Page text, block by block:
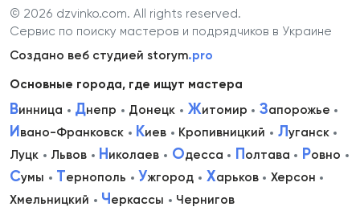
© 2026 dzvinko.com. All rights reserved.
Сервис по поиску мастеров и подрядчиков в Украине
Создано веб студией storym.pro
Основные города, где ищут мастера
Винница Днепр Донецк Житомир Запорожье
Ивано-Франковск Киев Кропивницкий Луганск
Луцк
Львов Николаев Одесса Полтава Ровно
Сумы Тернополь Ужгород Харьков
Херсон
Хмельницкий
Черкассы Чернигов